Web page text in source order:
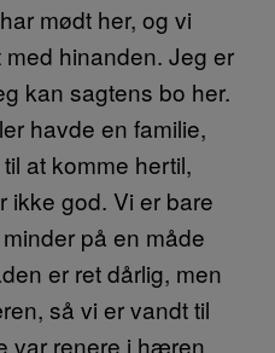
mødt her, og vi
hinanden. Jeg er
kan sagtens bo her.
havde en familie,
at komme hertil,
ikke god. Vi er bare
på en måde
er ret dårlig, men
så vi er vandt til
var renere i hæren.